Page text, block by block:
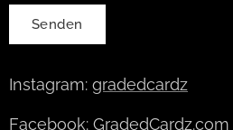
Senden
Instagram: gradedcardz
Facebook: GradedCardz.com